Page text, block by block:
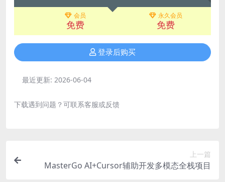
会员
免费
永久会员
免费
登录后购买
最近更新: 2026-06-04
下载遇到问题？可联系客服或反馈
上一篇
MasterGo AI+Cursor辅助开发多模态全栈项目